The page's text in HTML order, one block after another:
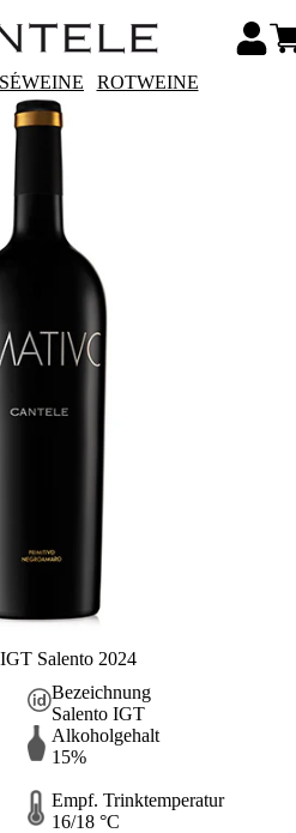
ROTWEINE
Salento 2024
Bezeichnung
Salento IGT
Alkoholgehalt
15%
Empf. Trinktemperatur
16/18 °C